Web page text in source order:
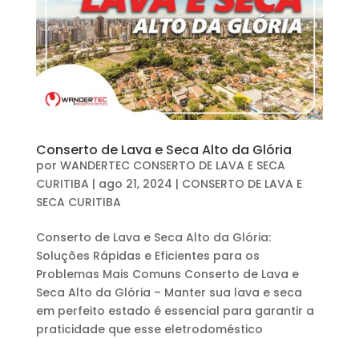
Conserto de Lava e Seca Alto da Glória
por WANDERTEC CONSERTO DE LAVA E SECA
CURITIBA | ago 21, 2024 | CONSERTO DE LAVA E
SECA CURITIBA
Conserto de Lava e Seca Alto da Glória:
Soluções Rápidas e Eficientes para os
Problemas Mais Comuns Conserto de Lava e
Seca Alto da Glória – Manter sua lava e seca
em perfeito estado é essencial para garantir a
praticidade que esse eletrodoméstico